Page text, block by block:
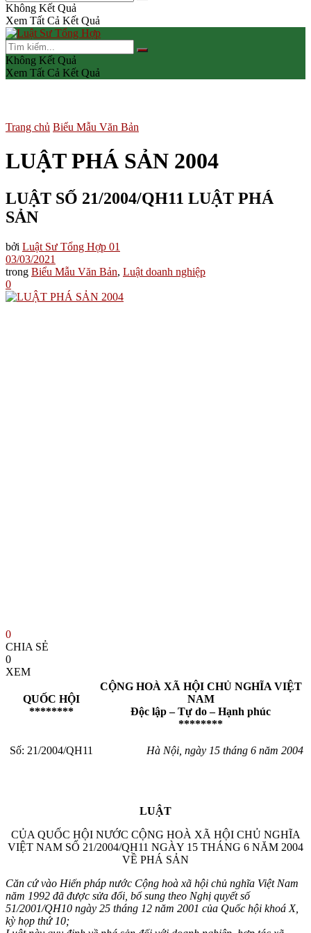
Không Kết Quả
Xem Tất Cả Kết Quả
Không Kết Quả
Xem Tất Cả Kết Quả
Trang chủ Biểu Mẫu Văn Bản
LUẬT PHÁ SẢN 2004
LUẬT SỐ 21/2004/QH11 LUẬT PHÁ
SẢN
bởi Luật Sư Tổng Hợp 01
03/03/2021
trong Biểu Mẫu Văn Bản, Luật doanh nghiệp
0
0
CHIA SẺ
0
XEM
QUỐC HỘI
********
CỘNG HOÀ XÃ HỘI CHỦ NGHĨA VIỆT
NAM
Độc lập – Tự do – Hạnh phúc
********
Số: 21/2004/QH11 Hà Nội, ngày 15 tháng 6 năm 2004
LUẬT
CỦA QUỐC HỘI NƯỚC CỘNG HOÀ XÃ HỘI CHỦ NGHĨA
VIỆT NAM SỐ 21/2004/QH11 NGÀY 15 THÁNG 6 NĂM 2004
VỀ PHÁ SẢN
Căn cứ vào Hiến pháp nước Cộng hoà xã hội chủ nghĩa Việt Nam
năm 1992 đã được sửa đổi, bổ sung theo Nghị quyết số
51/2001/QH10 ngày 25 tháng 12 năm 2001 của Quốc hội khoá X,
kỳ họp thứ 10;